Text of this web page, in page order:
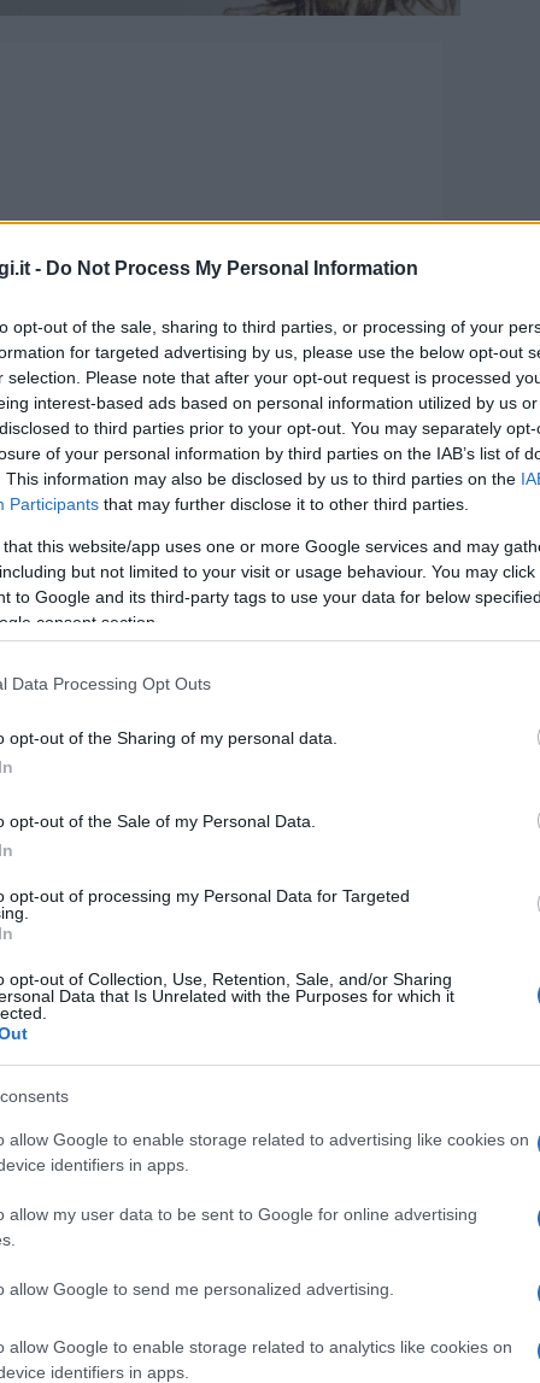
- Do Not Process My Personal Information
opt-out of the sale, sharing to third parties, or processing of your
for targeted advertising by us, please use the below opt-out
selection. Please note that after your opt-out request is processed
interest-based ads based on personal information utilized by us
to third parties prior to your opt-out. You may separately
of your personal information by third parties on the IAB’s list of
This information may also be disclosed by us to third parties on the
Participants that may further disclose it to other third parties.
that this website/app uses one or more Google services and may
but not limited to your visit or usage behaviour. You may
to Google and its third-party tags to use your data for below
consent section.
Data Processing Opt Outs
opt-out of the Sharing of my personal data.
opt-out of the Sale of my Personal Data.
opt-out of processing my Personal Data for Targeted
opt-out of Collection, Use, Retention, Sale, and/or Sharing
Data that Is Unrelated with the Purposes for which it
allow Google to enable storage related to advertising like cookies on
identifiers in apps.
allow my user data to be sent to Google for online advertising
allow Google to send me personalized advertising.
allow Google to enable storage related to analytics like cookies on
identifiers in apps.
e dell’illustrazione ad
donne dell’arte contemporanea in
con la curatrice d’arte Daniela
16:00 alle 18:00, all’Olbia Community Hub
botanica che racconta la Sardegna
straordinaria bellezza.
scientifico ed emozione. Attualmente
Deledda: la giardiniera” all’Orto
al 30 aprile. L’incontro è aperto al
nazionali?
nella sezione